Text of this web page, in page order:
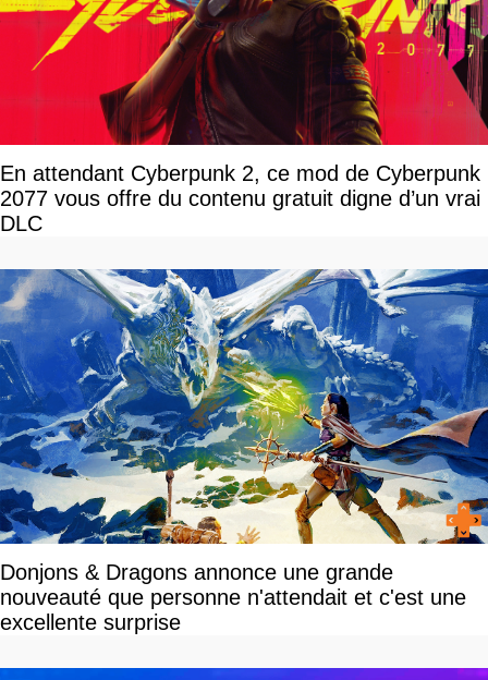
En attendant Cyberpunk 2, ce mod de Cyberpunk
2077 vous offre du contenu gratuit digne d’un vrai
DLC
Donjons & Dragons annonce une grande
nouveauté que personne n'attendait et c'est une
excellente surprise